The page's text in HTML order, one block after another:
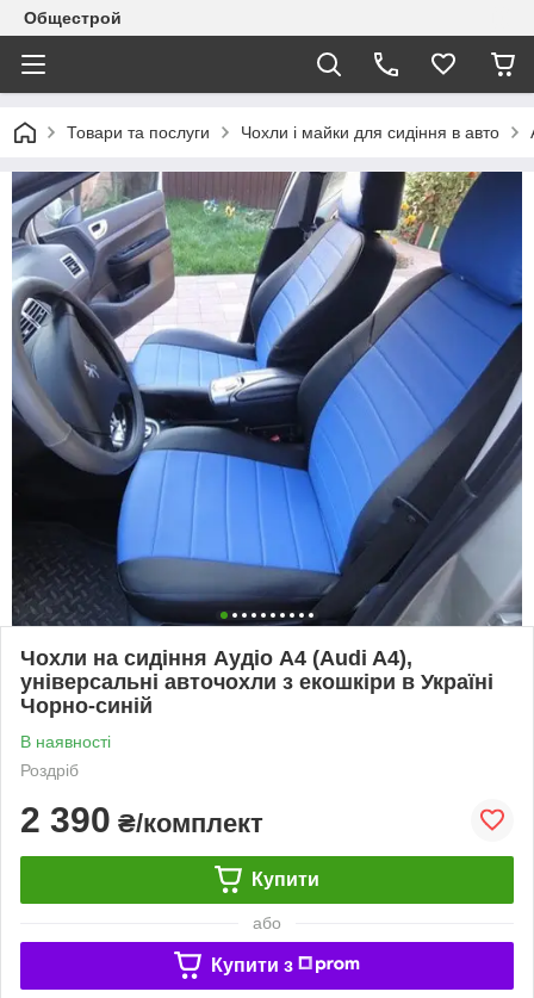
Общестрой
Товари та послуги Чохли і майки для сидіння в авто
Чохли на сидіння Аудіо А4 (Audi A4),
універсальні авточохли з екошкіри в Україні
Чорно-синій
В наявності
Роздріб
2 390 ₴/комплект
Купити
або
Купити з